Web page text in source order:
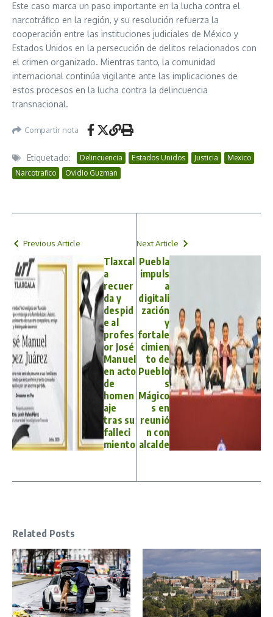
Este caso marca un paso importante en la lucha contra el
narcotráfico en la región, y su resolución refuerza la
cooperación entre las instituciones judiciales de México y
Estados Unidos en la persecución de delitos relacionados con
el crimen organizado. Mientras tanto, la comunidad
internacional continúa vigilante ante las implicaciones de
estos procesos en la lucha contra la delincuencia
transnacional.
Compartir nota
Etiquetado: Delincuencia Estados Unidos Justicia
Mexico
Narcotrafico
Ovidio Guzman
Previous Article
Tlaxcal
a
recuer
da y
despid
e al
profes
or José
Manuel
en acto
de
homen
aje
tras su
falleci
miento
Next Article
Puebla
impuls
a
digitali
zación
y
fortale
cimien
to de
Pueblo
s
Mágico
s en
reunió
n con
alcalde
Related Posts